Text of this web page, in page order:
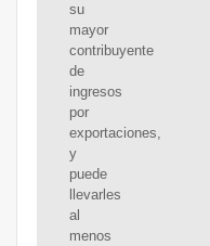
su
mayor
contribuyente
de
ingresos
por
exportaciones,
y
puede
llevarles
al
menos